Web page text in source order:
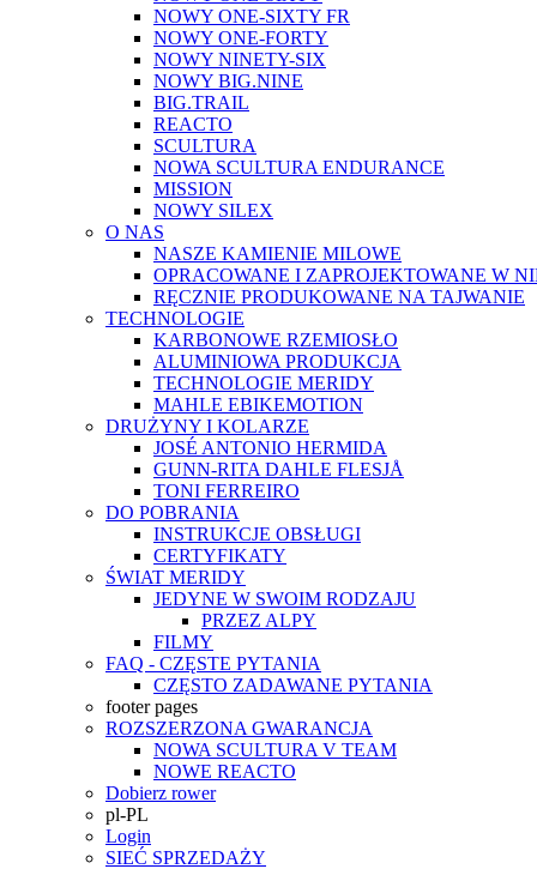
NOWY ONE-SIXTY FR
NOWY ONE-FORTY
NOWY NINETY-SIX
NOWY BIG.NINE
BIG.TRAIL
REACTO
SCULTURA
NOWA SCULTURA ENDURANCE
MISSION
NOWY SILEX
O NAS
NASZE KAMIENIE MILOWE
OPRACOWANE I ZAPROJEKTOWANE W
RĘCZNIE PRODUKOWANE NA TAJWANIE
TECHNOLOGIE
KARBONOWE RZEMIOSŁO
ALUMINIOWA PRODUKCJA
TECHNOLOGIE MERIDY
MAHLE EBIKEMOTION
DRUŻYNY I KOLARZE
JOSÉ ANTONIO HERMIDA
GUNN-RITA DAHLE FLESJÅ
TONI FERREIRO
DO POBRANIA
INSTRUKCJE OBSŁUGI
CERTYFIKATY
ŚWIAT MERIDY
JEDYNE W SWOIM RODZAJU
PRZEZ ALPY
FILMY
FAQ - CZĘSTE PYTANIA
CZĘSTO ZADAWANE PYTANIA
footer pages
ROZSZERZONA GWARANCJA
NOWA SCULTURA V TEAM
NOWE REACTO
Dobierz rower
pl-PL
Login
SIEĆ SPRZEDAŻY